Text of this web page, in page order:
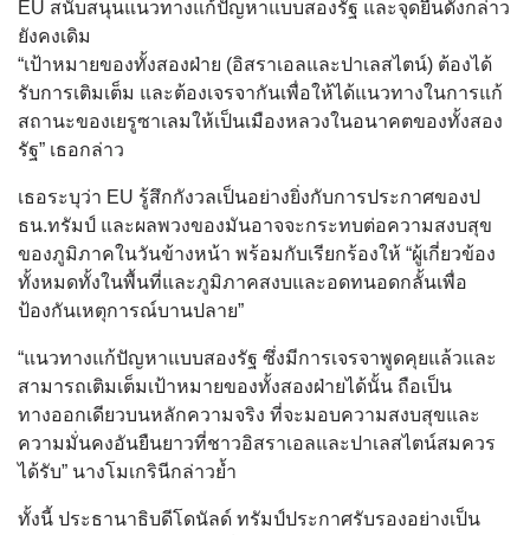
EU สนับสนุนแนวทางแก้ปัญหาแบบสองรัฐ และจุดยืนดังกล่าว
ยังคงเดิม
“เป้าหมายของทั้งสองฝ่าย (อิสราเอลและปาเลสไตน์) ต้องได้
รับการเติมเต็ม และต้องเจรจากันเพื่อให้ได้แนวทางในการแก้
สถานะของเยรูซาเลมให้เป็นเมืองหลวงในอนาคตของทั้งสอง
รัฐ” เธอกล่าว
เธอระบุว่า EU รู้สึกกังวลเป็นอย่างยิ่งกับการประกาศของป
ธน.ทรัมป์ และผลพวงของมันอาจจะกระทบต่อความสงบสุข
ของภูมิภาคในวันข้างหน้า พร้อมกับเรียกร้องให้ “ผู้เกี่ยวข้อง
ทั้งหมดทั้งในพื้นที่และภูมิภาคสงบและอดทนอดกลั้นเพื่อ
ป้องกันเหตุการณ์บานปลาย”
“แนวทางแก้ปัญหาแบบสองรัฐ ซึ่งมีการเจรจาพูดคุยแล้วและ
สามารถเติมเต็มเป้าหมายของทั้งสองฝ่ายได้นั้น ถือเป็น
ทางออกเดียวบนหลักความจริง ที่จะมอบความสงบสุขและ
ความมั่นคงอันยืนยาวที่ชาวอิสราเอลและปาเลสไตน์สมควร
ได้รับ” นางโมเกรินีกล่าวย้ำ
ทั้งนี้ ประธานาธิบดีโดนัลด์ ทรัมป์ประกาศรับรองอย่างเป็น